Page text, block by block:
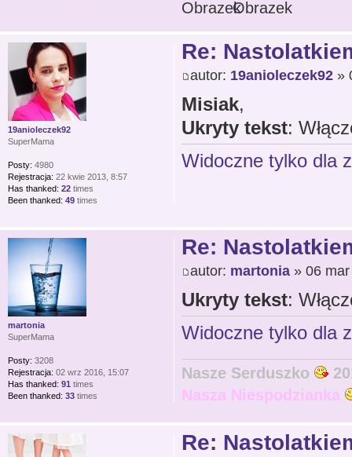
Re:
autor: 19anioleczek92»
Misiak,
Ukryty tekst:
Widoczne tylko dla
19anioleczek92
SuperMama
Posty: 4980
Rejestracja: 22 kwie 2013, 8:57
Has thanked: 22 times
Been thanked: 49 times
Re:
autor: martonia» 06 mar
Ukryty tekst:
Widoczne tylko dla
Nasze Serduszko
Nasza Niespodzianka
martonia
SuperMama
Posty: 3208
Rejestracja: 02 wrz 2016, 15:07
Has thanked: 91 times
Been thanked: 33 times
Re: